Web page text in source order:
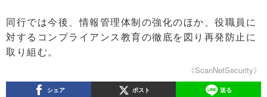
同行では今後、情報管理体制の強化のほか、役職員に
対するコンプライアンス教育の徹底を図り再発防止に
取り組む。
《ScanNetSecurity》
シェア ポスト 送る